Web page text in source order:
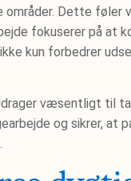
områder. Dette føler
fokuserer på at
kun forbedrer
væsentligt til
og sikrer, at